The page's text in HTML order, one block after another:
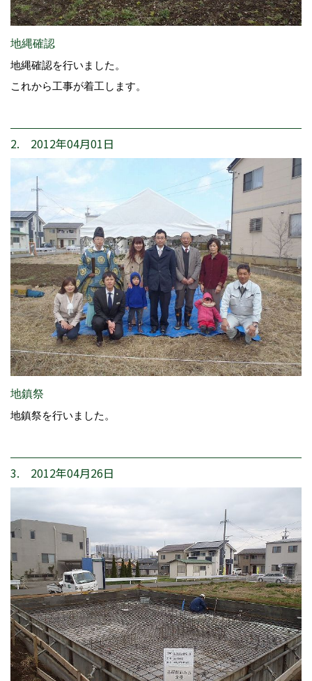
地縄確認
地縄確認を行いました。
これから工事が着工します。
2. 2012年04月01日
地鎮祭
地鎮祭を行いました。
3. 2012年04月26日